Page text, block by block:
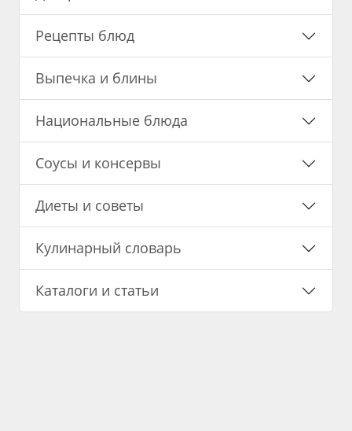
Рецепты блюд
Выпечка и блины
Национальные блюда
Соусы и консервы
Диеты и советы
Кулинарный словарь
Каталоги и статьи